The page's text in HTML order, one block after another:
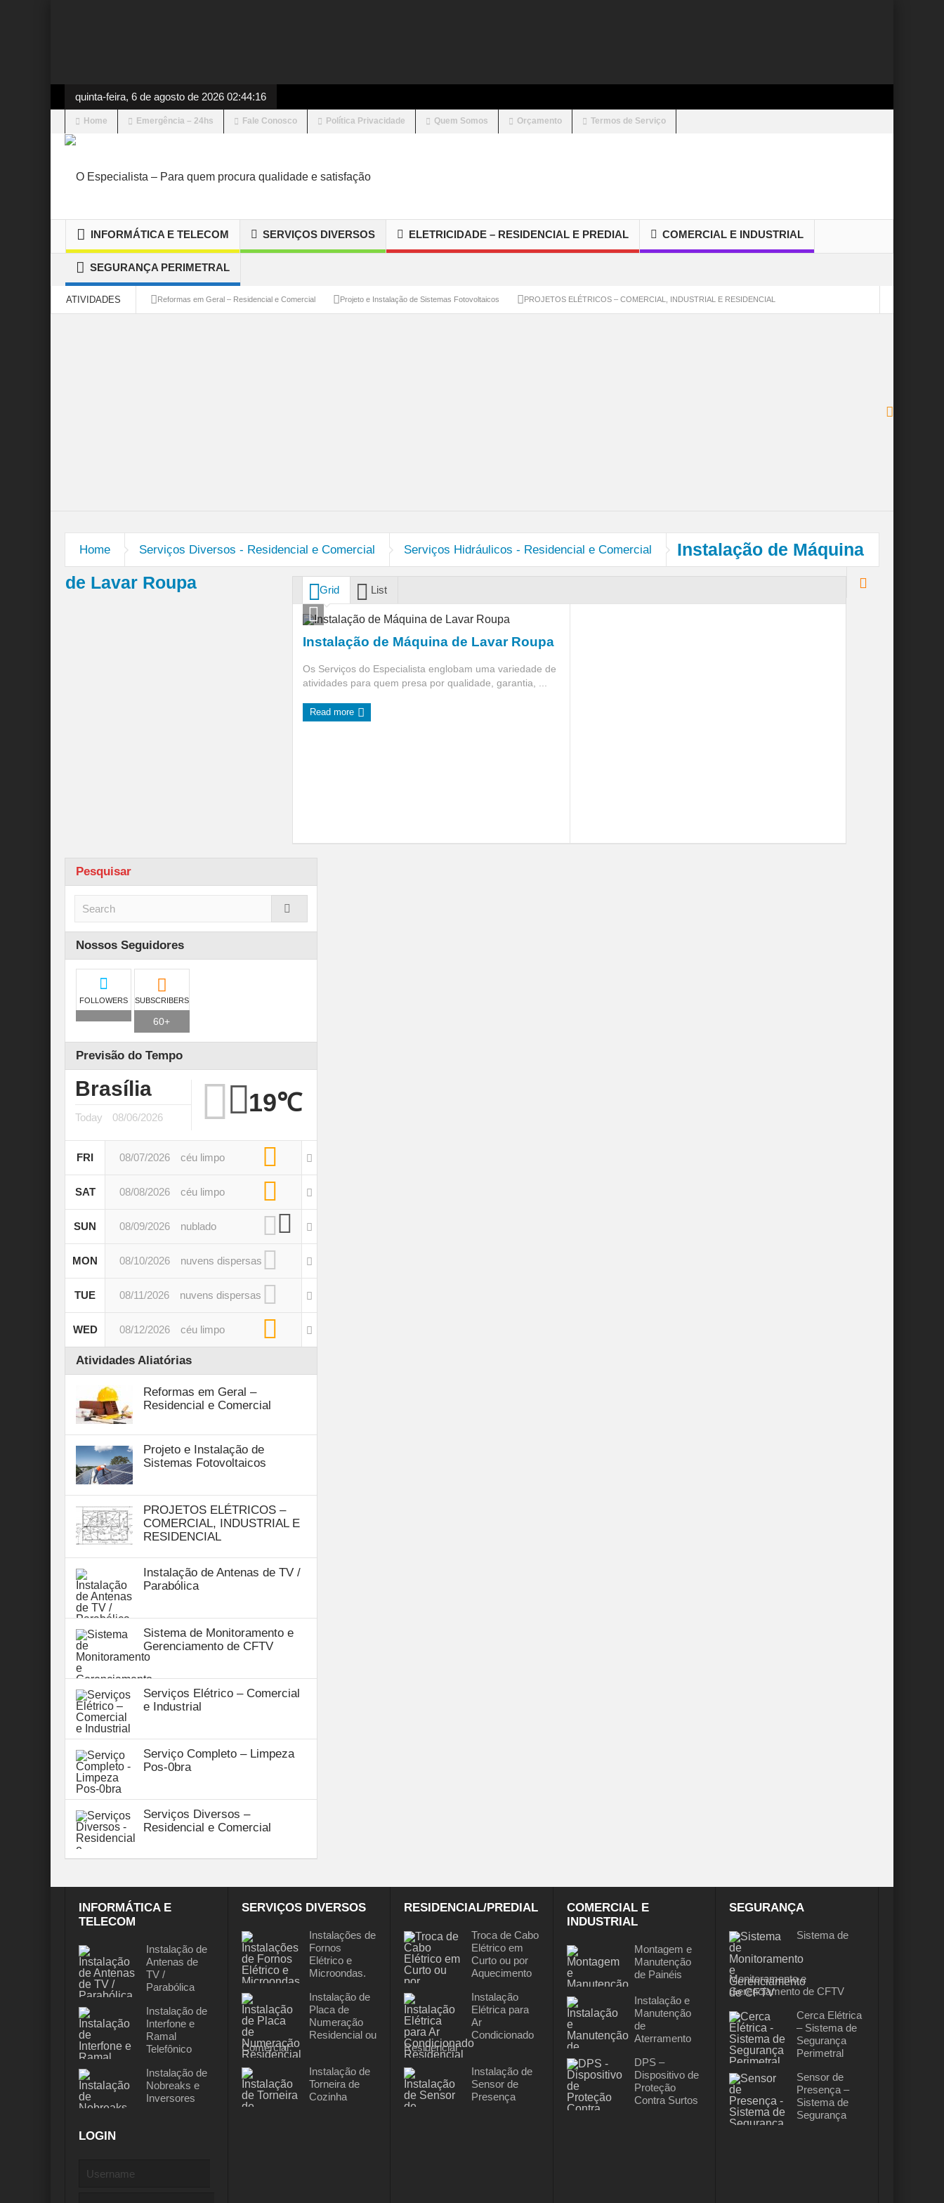
quinta-feira, 6 de agosto de 2026 02:44:16
Home Emergência – 24hs Fale Conosco Política Privacidade Quem Somos Orçamento Termos de Serviço
INFORMÁTICA E TELECOM SERVIÇOS DIVERSOS ELETRICIDADE – RESIDENCIAL E PREDIAL COMERCIAL E INDUSTRIAL
SEGURANÇA PERIMETRAL
ATIVIDADES Reformas em Geral – Residencial e Comercial Projeto e Instalação de Sistemas Fotovoltaicos PROJETOS ELÉTRICOS – COMERCIAL, INDUSTRIAL E RESIDENCIAL
Home Serviços Diversos - Residencial e Comercial Serviços Hidráulicos - Residencial e Comercial
Instalação de Máquina
de Lavar Roupa
Grid List
Instalação de Máquina de Lavar Roupa
Os Serviços do Especialista englobam uma variedade de
atividades para quem presa por qualidade, garantia, ...
Read more
Pesquisar
Nossos Seguidores
FOLLOWERS SUBSCRIBERS
60+
Previsão do Tempo
Brasília
Today 08/06/2026
19℃
FRI 08/07/2026 céu limpo
SAT 08/08/2026 céu limpo
SUN 08/09/2026 nublado
MON 08/10/2026 nuvens dispersas
TUE 08/11/2026 nuvens dispersas
WED 08/12/2026 céu limpo
Atividades Aliatórias
Reformas em Geral –
Residencial e Comercial
Projeto e Instalação de
Sistemas Fotovoltaicos
PROJETOS ELÉTRICOS –
COMERCIAL, INDUSTRIAL E
RESIDENCIAL
Instalação de Antenas de TV /
Parabólica
Sistema de Monitoramento e
Gerenciamento de CFTV
Serviços Elétrico – Comercial
e Industrial
Serviço Completo – Limpeza
Pos-0bra
Serviços Diversos –
Residencial e Comercial
INFORMÁTICA E
TELECOM
Instalação de
Antenas de
TV /
Parabólica
Instalação de
Interfone e
Ramal
Telefônico
Instalação de
Nobreaks e
Inversores
LOGIN
SERVIÇOS DIVERSOS
Instalações de
Fornos
Elétrico e
Microondas.
Instalação de
Placa de
Numeração
Residencial ou
Comercial
Instalação de
Torneira de
Cozinha
RESIDENCIAL/PREDIAL
Troca de Cabo
Elétrico em
Curto ou por
Aquecimento
Instalação
Elétrica para
Ar
Condicionado
Residencial
Instalação de
Sensor de
Presença
COMERCIAL E
INDUSTRIAL
Montagem e
Manutenção
de Painéis
Instalação e
Manutenção
de
Aterramento
DPS –
Dispositivo de
Proteção
Contra Surtos
SEGURANÇA
Sistema de
Monitoramento e
Gerenciamento de CFTV
Cerca Elétrica
– Sistema de
Segurança
Perimetral
Sensor de
Presença –
Sistema de
Segurança